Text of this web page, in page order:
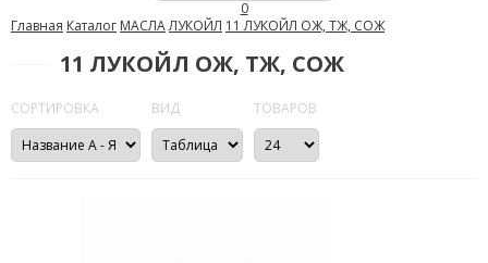
0
Главная Каталог МАСЛАЛУКОЙЛ 11 ЛУКОЙЛ ОЖ, ТЖ, СОЖ
11 ЛУКОЙЛ ОЖ, ТЖ, СОЖ
СОРТИРОВКА ВИД ТОВАРОВ